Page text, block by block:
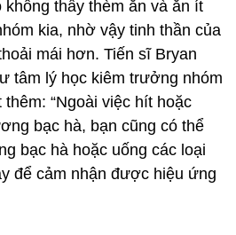
thấy thèm ăn và ăn ít
kia, nhờ vậy tinh thần của
mái hơn. Tiến sĩ Bryan
tâm lý học kiêm trưởng nhóm
“Ngoài việc hít hoặc
bạc hà, bạn cũng có thể
bạc hà hoặc uống các loại
để cảm nhận được hiệu ứng